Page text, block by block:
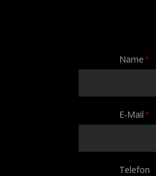
Pflichtfeld
Name*
Pflichtfeld
E-Mail*
Telefon